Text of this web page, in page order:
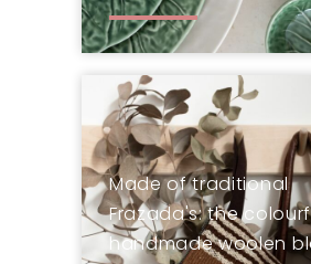
Made of traditional
Frazada's: the
handmade woolen